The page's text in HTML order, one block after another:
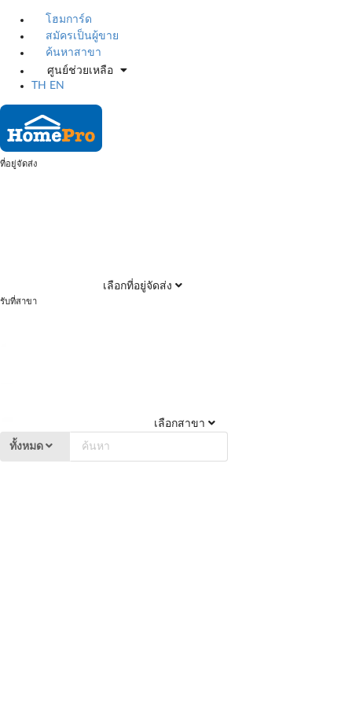
โฮมการ์ด
สมัครเป็นผู้ขาย
ค้นหาสาขา
ศูนย์ช่วยเหลือ
TH
EN
ที่อยู่จัดส่ง
เลือกที่อยู่จัดส่ง
รับที่สาขา
เลือกสาขา
ทั้งหมด